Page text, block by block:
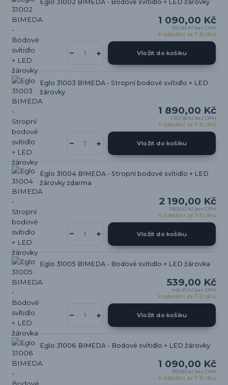
Eglo 31002 BIMEDA - Bodové svítidlo + LED žárovky
1 090,00 Kč
900,83 Kč bez DPH
K odeslání za 7-10 dnů
Vložit do košíku
Eglo 31003 BIMEDA - Stropní bodové svítidlo + LED
žárovky
1 890,00 Kč
1 561,98 Kč bez DPH
K odeslání za 7-10 dnů
Vložit do košíku
Eglo 31004 BIMEDA - Stropní bodové svítidlo + LED
žárovky zdarma
2 190,00 Kč
1 809,92 Kč bez DPH
K odeslání za 7-10 dnů
Vložit do košíku
Eglo 31005 BIMEDA - Bodové svítidlo + LED žárovka
539,00 Kč
445,45 Kč bez DPH
K odeslání za 7-10 dnů
Vložit do košíku
Eglo 31006 BIMEDA - Bodové svítidlo + LED žárovky
1 090,00 Kč
900,83 Kč bez DPH
K odeslání za 7-10 dnů